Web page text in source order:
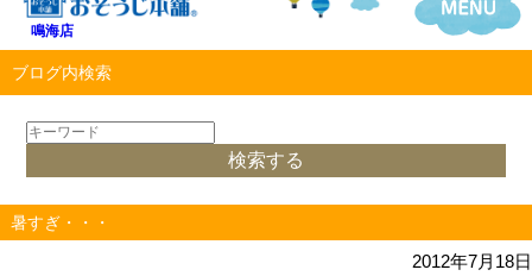
鳴海店
ブログ内検索
暑すぎ・・・
2012年7月18日